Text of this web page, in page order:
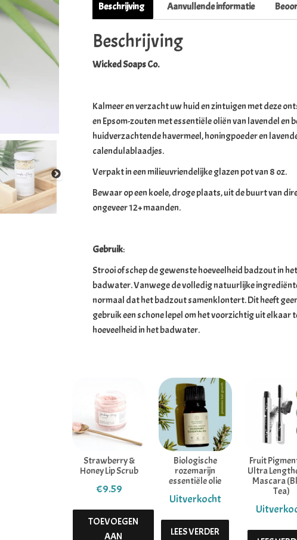
Beschrijving Aanvullende informatie
Beschrijving
Wicked Soaps Co.
Kalmeer en verzacht uw huid en zintuigen met deze
en Epsom-zouten met essentiële oliën van lavendel en
huidverzachtende havermeel, honingpoeder en
calendulablaadjes.
Verpakt in een milieuvriendelijke glazen pot van 8 oz.
Bewaar op een koele, droge plaats, uit de buurt van
ongeveer 12+ maanden.
Gebruik:
Strooi of schep de gewenste hoeveelheid badzout in
badwater. Vanwege de volledig natuurlijke
normaal dat het badzout samenklontert. Dit heeft
gebruik een schone lepel om het voorzichtig uit elkaar
hoeveelheid in het badwater.
Strawberry &
Honey Lip Scrub
€9.59
TOEVOEGEN
AAN
Biologische
rozemarijn
essentiële olie
LEES VERDER
Fruit
Ultra
Mascara
Tea)